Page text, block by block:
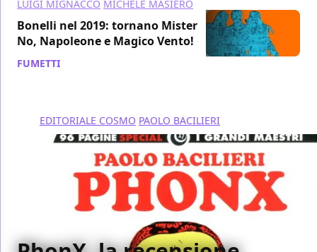
LUIGI MIGNACCO MICHELE MASIERO
Bonelli nel 2019: tornano Mister
No, Napoleone e Magico Vento!
FUMETTI
EDITORIALE COSMO PAOLO BACILIERI